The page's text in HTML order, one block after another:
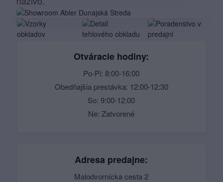
Otváracie hodiny:
Po-Pi: 8:00-16:00
Obedňajšia prestávka: 12:00-12:30
So: 9:00-12:00
Ne: Zatvorené
Adresa predajne:
Malodvornícka cesta 2